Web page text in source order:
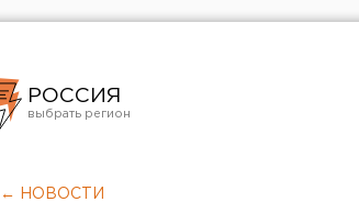
РОССИЯ
Челябинск
← НОВОСТИ